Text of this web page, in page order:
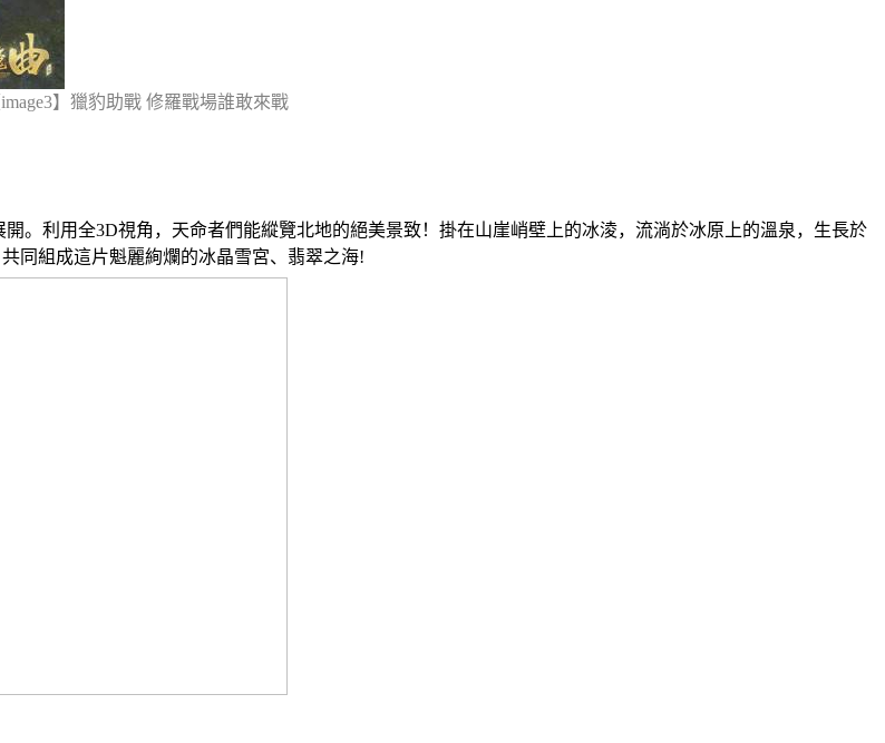
image3】 獵豹助戰 修羅戰場誰敢來戰
開。利用全3D視角，天命者們能縱覽北地的絕美景致！掛在山崖峭壁上的冰淩，流淌於冰原上的溫泉，生長於
同組成這片魁麗絢爛的冰晶雪宮、翡翠之海!